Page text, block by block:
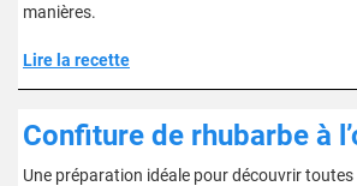
manières.
Lire la recette
Confiture de rhubarbe à
Une préparation idéale pour découvrir toutes